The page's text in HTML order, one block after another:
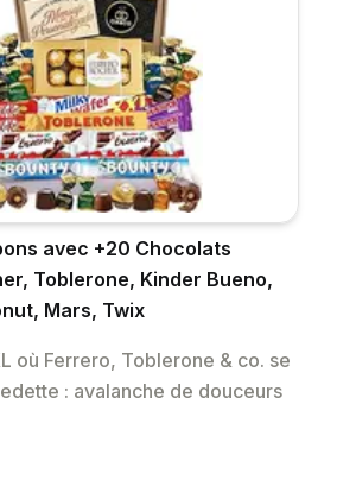
avec +20 Chocolats
Toblerone, Kinder Bueno,
Mars, Twix
où Ferrero, Toblerone & co. se
: avalanche de douceurs